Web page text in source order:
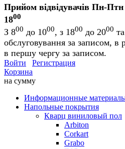
Прийом відвідувачів Пн-Птн
1800
З 800 до 1000, з 1800 до 2000
обслуговування за записом, в
в першу чергу за записом.
Войти
Регистрация
Корзина
на сумму
Информационные материалы
Напольные покрытия
Кварц виниловый пол
Arbiton
Corkart
Grabo